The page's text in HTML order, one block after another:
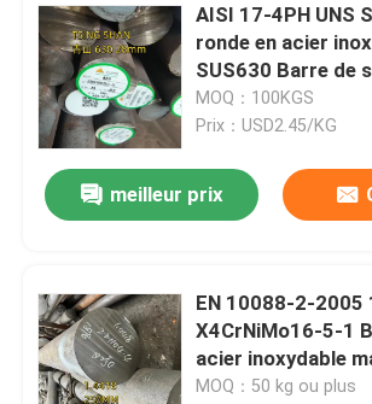
AISI 17-4PH UNS
ronde en acier
SUS630 Barre de
A276 Diamètres de
MOQ：100KGS
Prix：USD2.45/KG
meilleur prix
EN 10088-2-2005
X4CrNiMo16-5-1
acier inoxydable
OD 250 mm
MOQ：50 kg ou plus